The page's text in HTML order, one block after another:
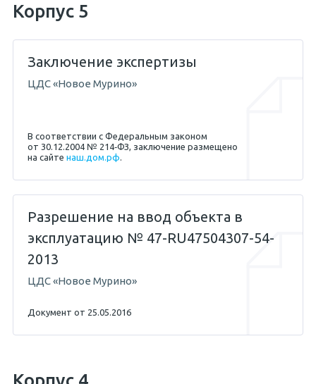
Корпус 5
Заключение экспертизы
ЦДС «Новое Мурино»
В соответствии с Федеральным законом
от 30.12.2004 № 214‐ФЗ, заключение размещено
на сайте наш.дом.рф.
Разрешение на ввод объекта в
эксплуатацию № 47-RU47504307-54-
2013
ЦДС «Новое Мурино»
Документ от 25.05.2016